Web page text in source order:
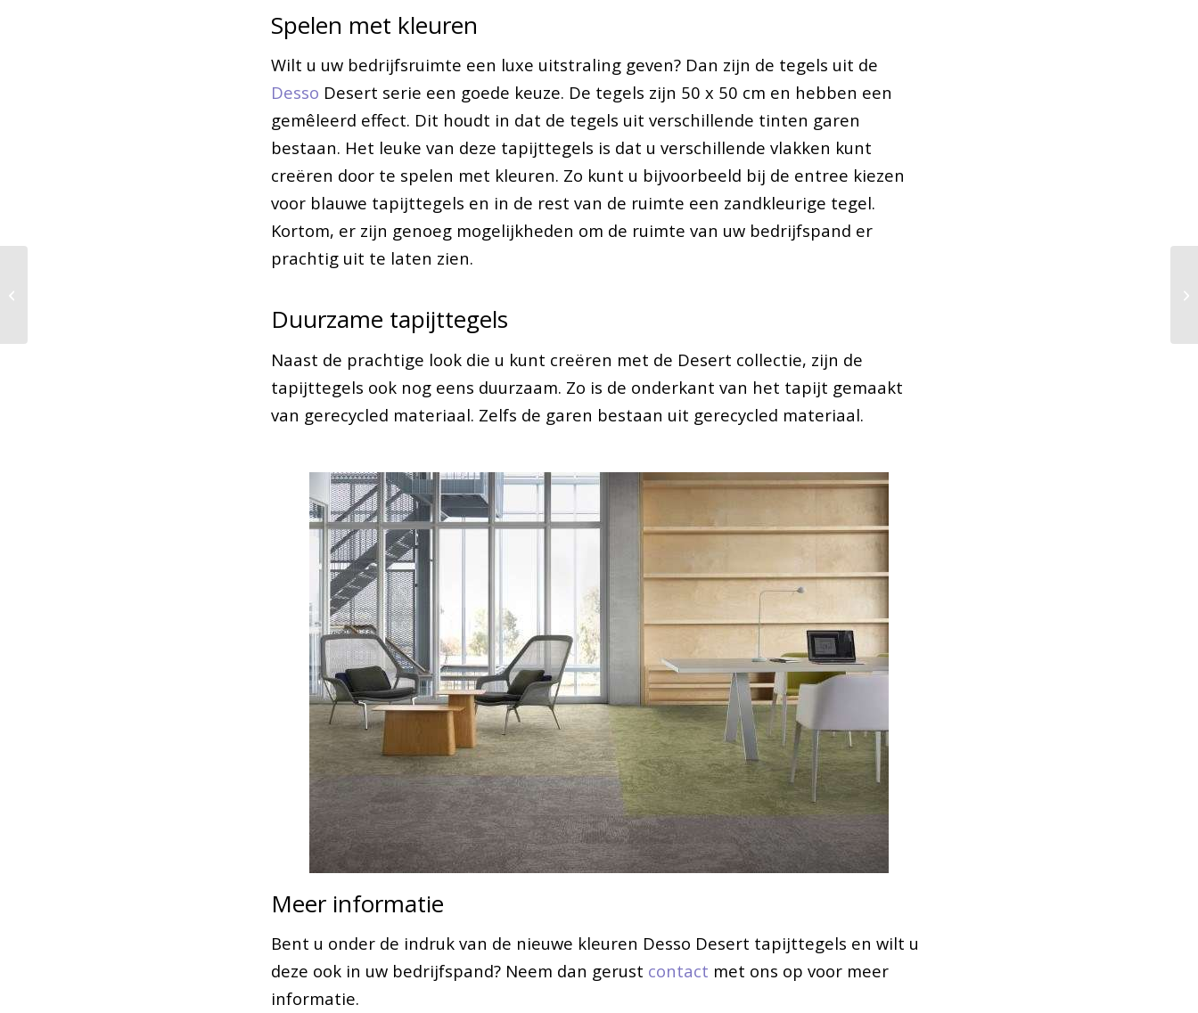
Spelen met kleuren
Wilt u uw bedrijfsruimte een luxe uitstraling geven? Dan zijn de tegels uit de
Desso Desert serie een goede keuze. De tegels zijn 50 x 50 cm en hebben een
gemêleerd effect. Dit houdt in dat de tegels uit verschillende tinten garen
bestaan. Het leuke van deze tapijttegels is dat u verschillende vlakken kunt
creëren door te spelen met kleuren. Zo kunt u bijvoorbeeld bij de entree kiezen
voor blauwe tapijttegels en in de rest van de ruimte een zandkleurige tegel.
Kortom, er zijn genoeg mogelijkheden om de ruimte van uw bedrijfspand er
prachtig uit te laten zien.
Duurzame tapijttegels
Naast de prachtige look die u kunt creëren met de Desert collectie, zijn de
tapijttegels ook nog eens duurzaam. Zo is de onderkant van het tapijt gemaakt
van gerecycled materiaal. Zelfs de garen bestaan uit gerecycled materiaal.
Meer informatie
Bent u onder de indruk van de nieuwe kleuren Desso Desert tapijttegels en wilt u
deze ook in uw bedrijfspand? Neem dan gerust contact met ons op voor meer
informatie.